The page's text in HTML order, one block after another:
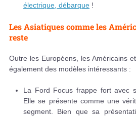
électrique, débarque !
Les Asiatiques comme les
reste
Outre les Européens, les Américains
également des modèles intéressants :
La Ford Focus frappe fort avec
Elle se présente comme une
segment. Bien que sa